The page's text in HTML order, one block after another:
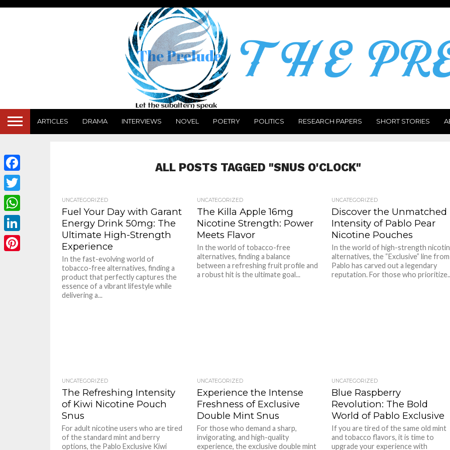
ARTICLES DRAMA INTERVIEWS NOVEL POETRY POLITICS RESEARCH PAPERS SHORT STORIES
ALL POSTS TAGGED "SNUS O'CLOCK"
UNCATEGORIZED
Fuel Your Day with Garant
Energy Drink 50mg: The
Ultimate High-Strength
Experience
In the fast-evolving world of
tobacco-free alternatives, finding a
product that perfectly captures the
essence of a vibrant lifestyle while
delivering a...
UNCATEGORIZED
The Killa Apple 16mg
Nicotine Strength: Power
Meets Flavor
In the world of tobacco-free
alternatives, finding a balance
between a refreshing fruit profile and
a robust hit is the ultimate goal...
UNCATEGORIZED
Discover the Unmatched
Intensity of Pablo Pear
Nicotine Pouches
In the world of high-strength
alternatives, the “Exclusive” line from
Pablo has carved out a legendary
reputation. For those who
UNCATEGORIZED
The Refreshing Intensity
of Kiwi Nicotine Pouch
Snus
For adult nicotine users who are tired
of the standard mint and berry
options, the Pablo Exclusive Kiwi
UNCATEGORIZED
Experience the Intense
Freshness of Exclusive
Double Mint Snus
For those who demand a sharp,
invigorating, and high-quality
experience, the exclusive double mint
UNCATEGORIZED
Blue Raspberry
Revolution: The Bold
World of Pablo Exclusive
If you are tired of the same old mint
and tobacco flavors, it is time to
upgrade your experience with
Facebook
Twitter
WhatsApp
LinkedIn